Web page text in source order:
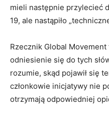
mieli następnie przylecieć
19, ale nastąpiło
Rzecznik Global
odniesienie się do tych
rozumie, skąd pojawił się
członkowie inicjatywy nie
otrzymają odpowiedniej